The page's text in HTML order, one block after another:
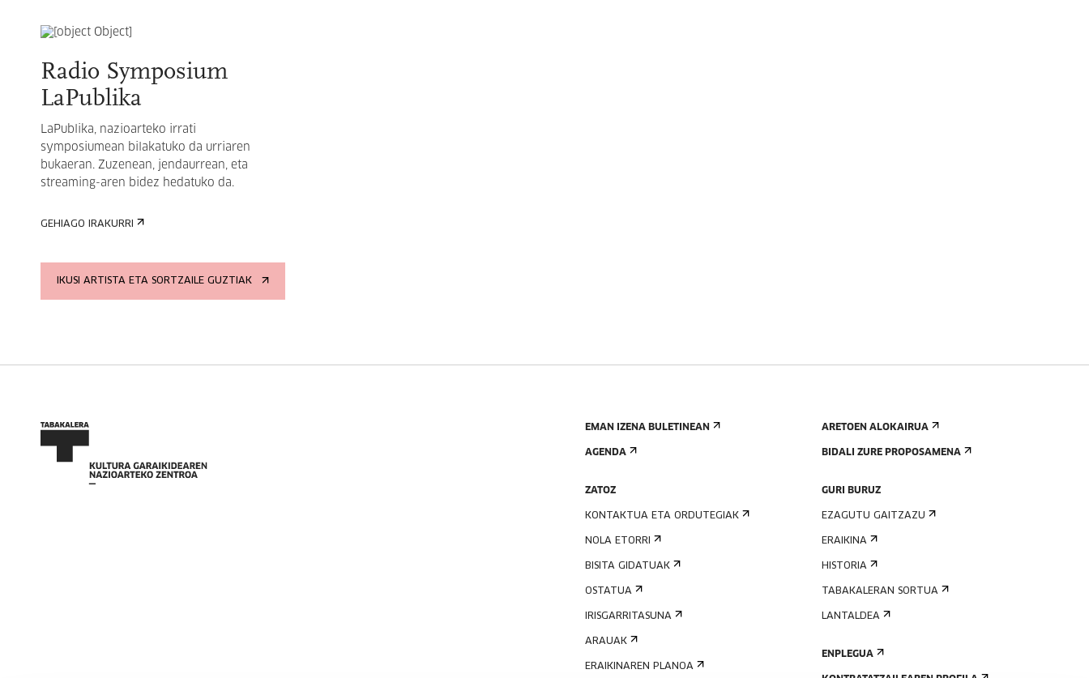
Radio Symposium
LaPublika
LaPublika, nazioarteko irrati
symposiumean bilakatuko da urriaren
bukaeran. Zuzenean, jendaurrean, eta
streaming-aren bidez hedatuko da.
GEHIAGO IRAKURRI
IKUSI ARTISTA ETA SORTZAILE GUZTIAK
EMAN IZENA BULETINEAN
AGENDA
ZATOZ
KONTAKTUA ETA ORDUTEGIAK
NOLA ETORRI
BISITA GIDATUAK
OSTATUA
IRISGARRITASUNA
ARAUAK
ERAIKINAREN PLANOA
ARETOEN ALOKAIRUA
BIDALI ZURE PROPOSAMENA
GURI BURUZ
EZAGUTU GAITZAZU
ERAIKINA
HISTORIA
TABAKALERAN SORTUA
LANTALDEA
ENPLEGUA